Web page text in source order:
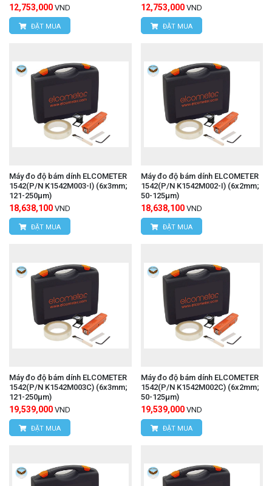
12,753,000 VND
ĐẶT MUA
12,753,000 VND
ĐẶT MUA
Máy đo độ bám dính ELCOMETER
1542(P/N K1542M003-I) (6x3mm;
121-250μm)
18,638,100 VND
ĐẶT MUA
Máy đo độ bám dính ELCOMETER
1542(P/N K1542M002-I) (6x2mm;
50-125μm)
18,638,100 VND
ĐẶT MUA
Máy đo độ bám dính ELCOMETER
1542(P/N K1542M003C) (6x3mm;
121-250μm)
19,539,000 VND
ĐẶT MUA
Máy đo độ bám dính ELCOMETER
1542(P/N K1542M002C) (6x2mm;
50-125μm)
19,539,000 VND
ĐẶT MUA